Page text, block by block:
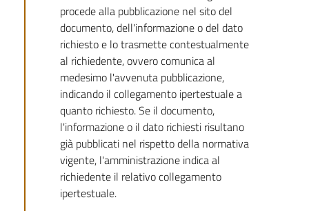
procede alla pubblicazione nel sito del
documento, dell'informazione o del dato
richiesto e lo trasmette contestualmente
al richiedente, ovvero comunica al
medesimo l'avvenuta pubblicazione,
indicando il collegamento ipertestuale a
quanto richiesto. Se il documento,
l'informazione o il dato richiesti risultano
già pubblicati nel rispetto della normativa
vigente, l'amministrazione indica al
richiedente il relativo collegamento
ipertestuale.